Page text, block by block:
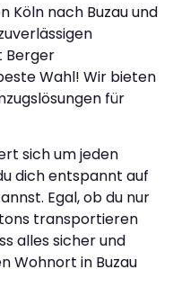
Köln nach Buzau und
Berger
Wahl! Wir bieten
für
sich um jeden
dich entspannt auf
Egal, ob du nur
transportieren
alles sicher und
Wohnort in Buzau